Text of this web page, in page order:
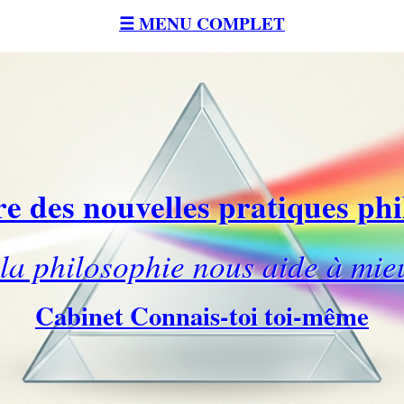
☰ MENU COMPLET
des nouvelles pratiques
philosophie nous aide à
Cabinet Connais-toi toi-même